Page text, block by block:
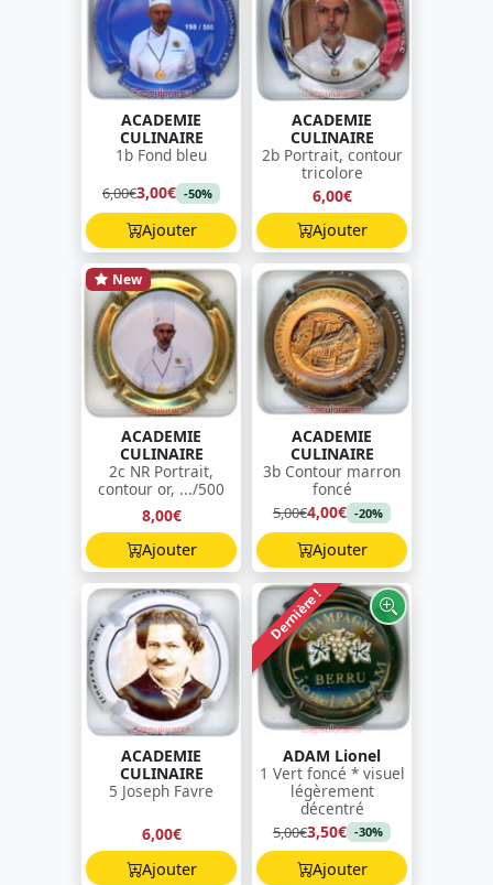
ACADEMIE
CULINAIRE
1b Fond bleu
6,00€3,00€ -50%
Ajouter
ACADEMIE
CULINAIRE
2b Portrait, contour
tricolore
6,00€
Ajouter
New
ACADEMIE
CULINAIRE
2c NR Portrait,
contour or, .../500
8,00€
Ajouter
ACADEMIE
CULINAIRE
3b Contour marron
foncé
5,00€4,00€ -20%
Ajouter
ACADEMIE
CULINAIRE
5 Joseph Favre
6,00€
Ajouter
Dernière !
ADAM Lionel
1 Vert foncé * visuel
légèrement
décentré
5,00€3,50€ -30%
Ajouter